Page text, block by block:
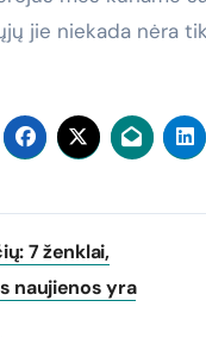
jie niekada nėra
7 ženklai,
naujienos yra